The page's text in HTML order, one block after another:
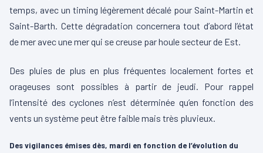
temps, avec un timing légèrement décalé pour Saint-Martin et
Saint-Barth Cette dégradation concernera tout d’abord l’état
de mer avec une mer qui se creuse par houle secteurde Est.
Des pluies de plus en plus fréquentes localement fortes et
orageuses sont possibles à partir de jeudi.
Pour rappel
l’intensité des cyclones n’est déterminée qu’en fonction des
vents un système peut être faible mais très pluvieux.
Des vigilances émises dès, mardi en fonction de l’évolution du